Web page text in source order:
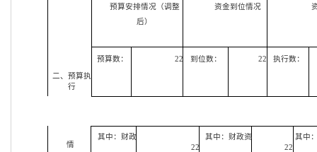
二、预算执
行
预算安排情况（调整
后）
资金到位情况
预算数： 22 到位数： 22 执行数：
情
其中：财政
22
其中：财政资
22
其中